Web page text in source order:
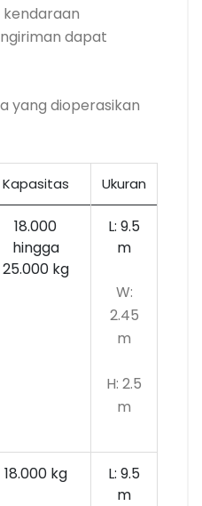
dapat
yang dioperasikan
Kapasitas Ukuran
18.000
hingga
25.000 kg
L: 9.5
m
W:
2.45
m
H: 2.5
m
18.000 kg
L: 9.5
m